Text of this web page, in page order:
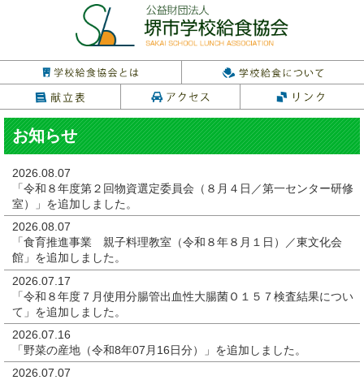
お知らせ
2026.08.07
「令和８年度第２回物資選定委員会（８月４日／第一センター研修
室）」 を追加しました。
2026.08.07
「食育推進事業 親子料理教室（令和８年８月１日）／東文化会
館」 を追加しました。
2026.07.17
「令和８年度７月使用分腸管出血性大腸菌Ｏ１５７検査結果につい
て」 を追加しました。
2026.07.16
「野菜の産地（令和8年07月16日分）」 を追加しました。
2026.07.07